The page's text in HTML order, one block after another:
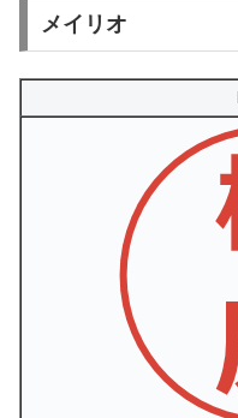
メイリオ